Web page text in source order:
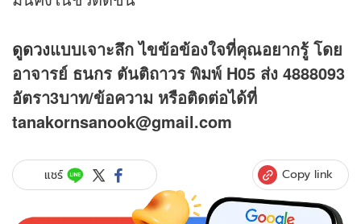
ดูดวงแบบเจาะลึก ไขข้อข้องใจที่คุณอยากรู้ โดย
อาจารย์ ธนกร ตันติถาวร พิมพ์ H05 ส่ง 4888093
อัตรา3บาท/ข้อความ หรือติดต่อได้ที่
tanakornsanook@gmail.com
แชร์ Copy link